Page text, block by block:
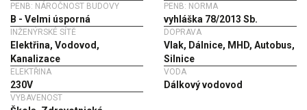
PENB: NÁROČNOST BUDOVY
B - Velmi úsporná
PENB: NORMA
vyhláška 78/2013 Sb.
INŽENÝRSKÉ SÍTĚ
Elektřina, Vodovod,
Kanalizace
DOPRAVA
Vlak, Dálnice, MHD, Autobus,
Silnice
ELEKTŘINA
230V
VODA
Dálkový vodovod
VYBAVENOST